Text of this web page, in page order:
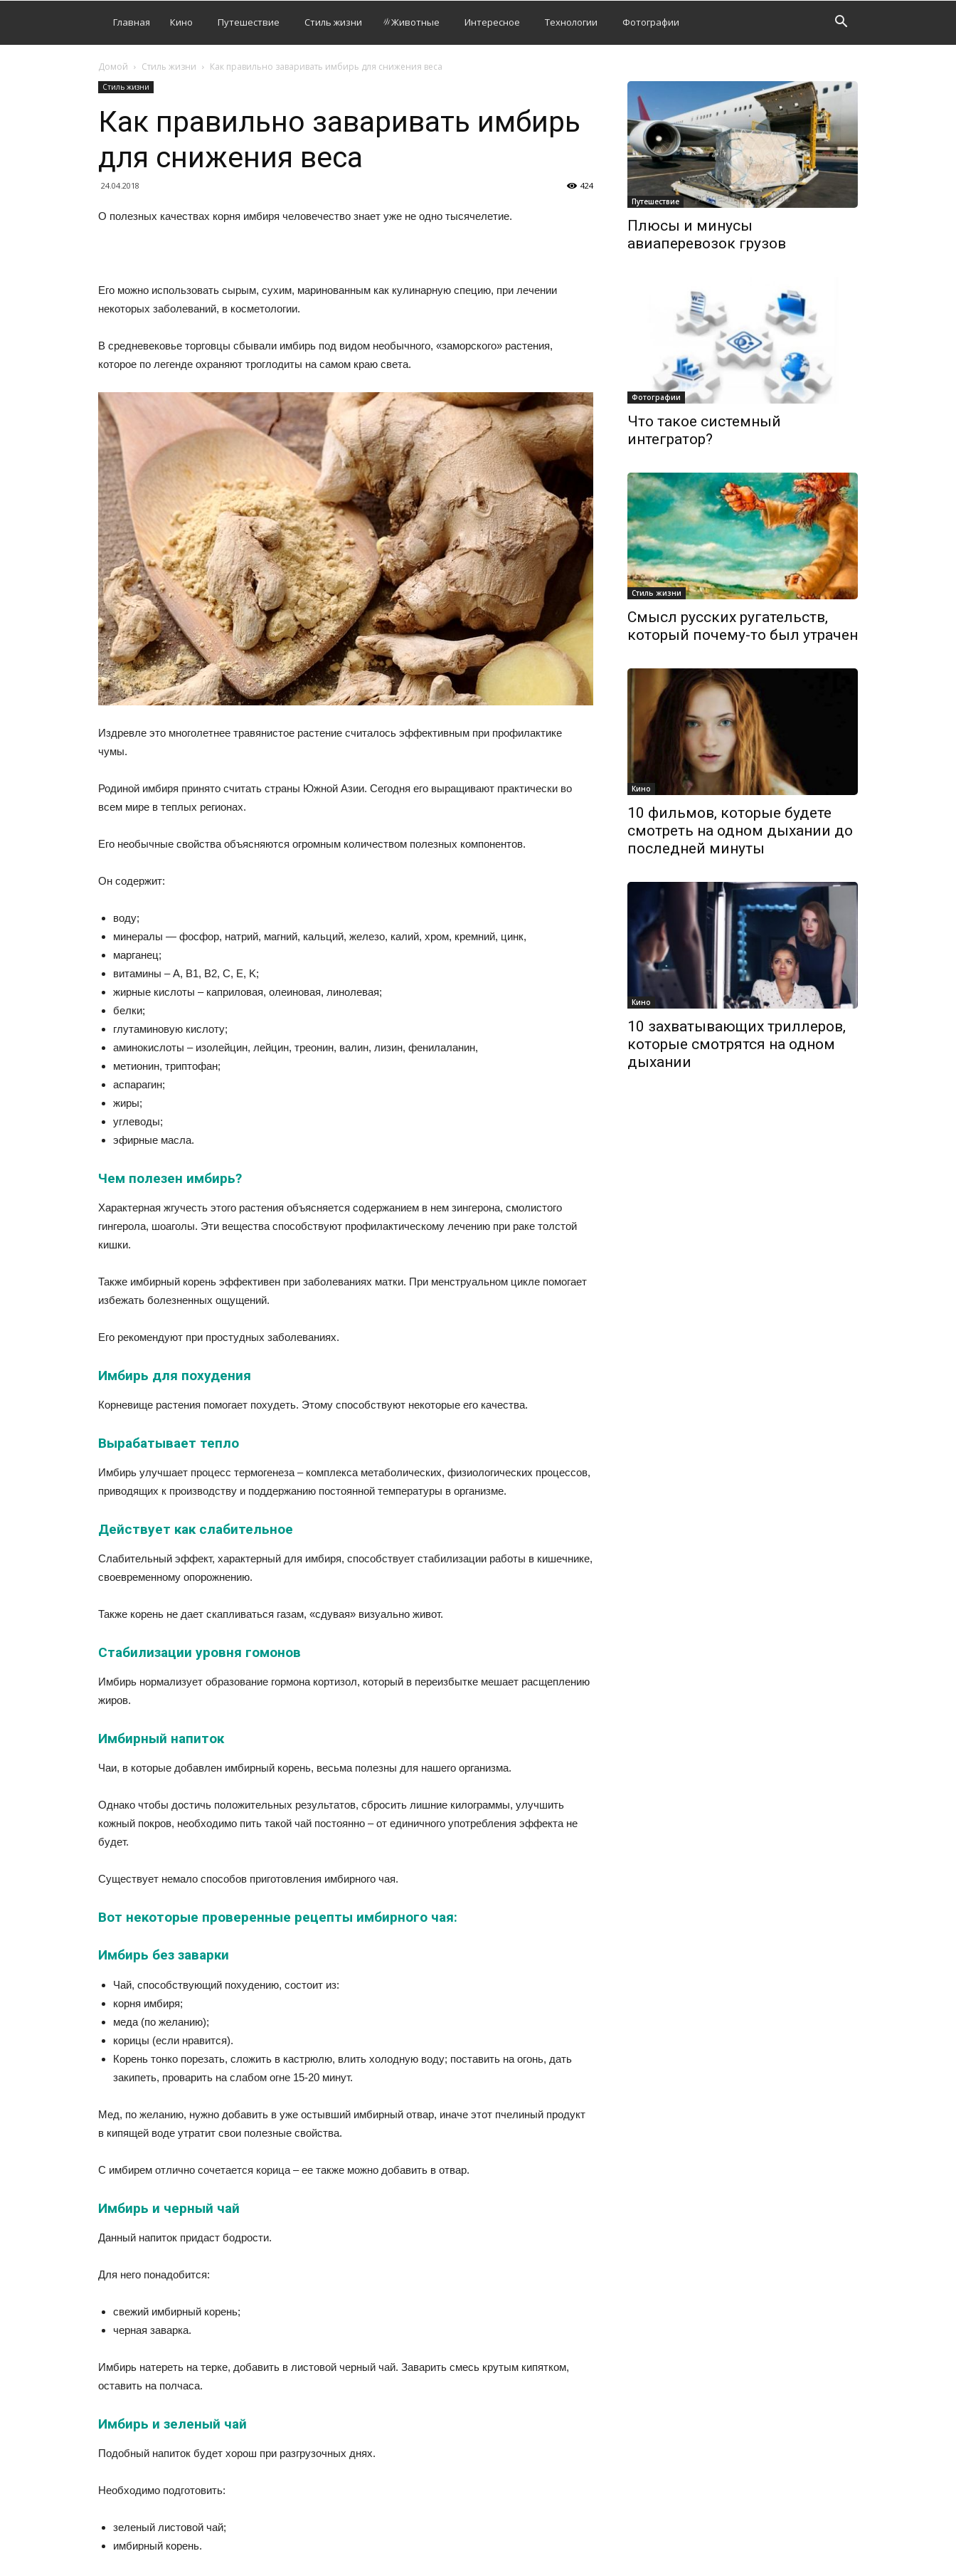
Главная Кино Путешествие Стиль жизни Животные Интересное Технологии Фотографии
Домой Стиль жизни Как правильно заваривать имбирь для снижения веса
Стиль жизни
Как правильно заваривать имбирь
для снижения веса
24.04.2018 424
О полезных качествах корня имбиря человечество знает уже не одно тысячелетие.
Его можно использовать сырым, сухим, маринованным как кулинарную специю, при лечении
некоторых заболеваний, в косметологии.
В средневековье торговцы сбывали имбирь под видом необычного, «заморского» растения,
которое по легенде охраняют троглодиты на самом краю света.
Издревле это многолетнее травянистое растение считалось эффективным при профилактике
чумы.
Родиной имбиря принято считать страны Южной Азии. Сегодня его выращивают практически во
всем мире в теплых регионах.
Его необычные свойства объясняются огромным количеством полезных компонентов.
Он содержит:
воду;
минералы — фосфор, натрий, магний, кальций, железо, калий, хром, кремний, цинк,
марганец;
витамины – A, B1, B2, C, E, K;
жирные кислоты – каприловая, олеиновая, линолевая;
белки;
глутаминовую кислоту;
аминокислоты – изолейцин, лейцин, треонин, валин, лизин, фенилаланин,
метионин, триптофан;
аспарагин;
жиры;
углеводы;
эфирные масла.
Чем полезен имбирь?
Характерная жгучесть этого растения объясняется содержанием в нем зингерона, смолистого
гингерола, шоаголы. Эти вещества способствуют профилактическому лечению при раке толстой
кишки.
Также имбирный корень эффективен при заболеваниях матки. При менструальном цикле помогает
избежать болезненных ощущений.
Его рекомендуют при простудных заболеваниях.
Имбирь для похудения
Корневище растения помогает похудеть. Этому способствуют некоторые его качества.
Вырабатывает тепло
Имбирь улучшает процесс термогенеза – комплекса метаболических, физиологических процессов,
приводящих к производству и поддержанию постоянной температуры в организме.
Действует как слабительное
Слабительный эффект, характерный для имбиря, способствует стабилизации работы в кишечнике,
своевременному опорожнению.
Также корень не дает скапливаться газам, «сдувая» визуально живот.
Стабилизации уровня гомонов
Имбирь нормализует образование гормона кортизол, который в переизбытке мешает расщеплению
жиров.
Имбирный напиток
Чаи, в которые добавлен имбирный корень, весьма полезны для нашего организма.
Однако чтобы достичь положительных результатов, сбросить лишние килограммы, улучшить
кожный покров, необходимо пить такой чай постоянно – от единичного употребления эффекта не
будет.
Существует немало способов приготовления имбирного чая.
Вот некоторые проверенные рецепты имбирного чая:
Имбирь без заварки
Чай, способствующий похудению, состоит из:
корня имбиря;
меда (по желанию);
корицы (если нравится).
Корень тонко порезать, сложить в кастрюлю, влить холодную воду; поставить на огонь, дать
закипеть, проварить на слабом огне 15-20 минут.
Мед, по желанию, нужно добавить в уже остывший имбирный отвар, иначе этот пчелиный продукт
в кипящей воде утратит свои полезные свойства.
С имбирем отлично сочетается корица – ее также можно добавить в отвар.
Имбирь и черный чай
Данный напиток придаст бодрости.
Для него понадобится:
свежий имбирный корень;
черная заварка.
Имбирь натереть на терке, добавить в листовой черный чай. Заварить смесь крутым кипятком,
оставить на полчаса.
Имбирь и зеленый чай
Подобный напиток будет хорош при разгрузочных днях.
Необходимо подготовить:
зеленый листовой чай;
имбирный корень.
Путешествие
Плюсы и минусы
авиаперевозок грузов
Фотографии
Что такое системный
интегратор?
Стиль жизни
Смысл русских ругательств,
который почему-то был утрачен
Кино
10 фильмов, которые будете
смотреть на одном дыхании до
последней минуты
Кино
10 захватывающих триллеров,
которые смотрятся на одном
дыхании